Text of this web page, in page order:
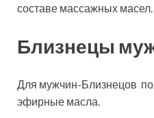
составе массажных масел.
Близнецы
Для мужчин-Близнецов
эфирные масла.